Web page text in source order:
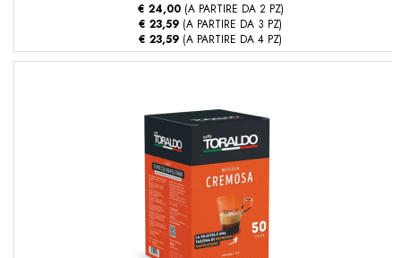
€ 24,00(A PARTIRE DA 2 PZ)
€ 23,59 (A PARTIRE DA 3 PZ)
€ 23,59 (A PARTIRE DA 4 PZ)